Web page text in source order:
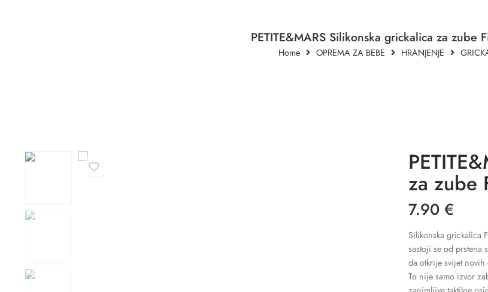
PETITE&MARS Silikonska grickalica za zube
Home OPREMA ZA BEBE HRANJENJE
za zube
7.90 €
Silikonska grickalica
sastoji se od prstena
da otkrije svijet novih
To nije samo izvor